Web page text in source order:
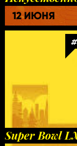
12 ИЮНЯ
Super Bowl